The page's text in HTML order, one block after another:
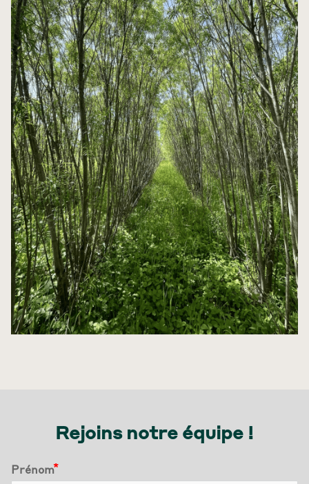
Rejoins notre équipe !
Prénom